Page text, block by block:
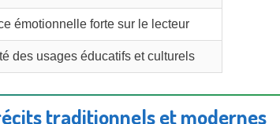
émotionnelle forte sur le lecteur
des usages éducatifs et culturels
traditionnels et modernes